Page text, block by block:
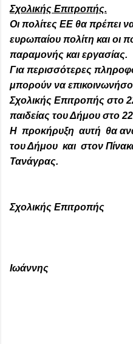
Σχολικής Επιτροπής.
Οι πολίτες ΕΕ θα πρέπει
ευρωπαίου πολίτη και οι
παραμονής και εργασίας.
Για περισσότερες
μπορούν να
Σχολικής Επιτροπής στο
παιδείας του Δήμου στο
Η προκήρυξη αυτή θα
του Δήμου και στον
Τανάγρας.
Ο
Σχολικής Επιτροπής
Ιωάννης